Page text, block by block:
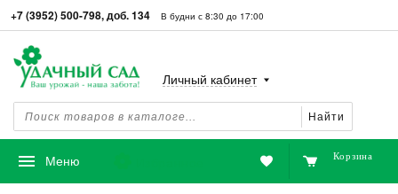
+7 (3952) 500-798, доб. 134 В будни с 8:30 до 17:00
Найти
Личный кабинет
Меню Корзина